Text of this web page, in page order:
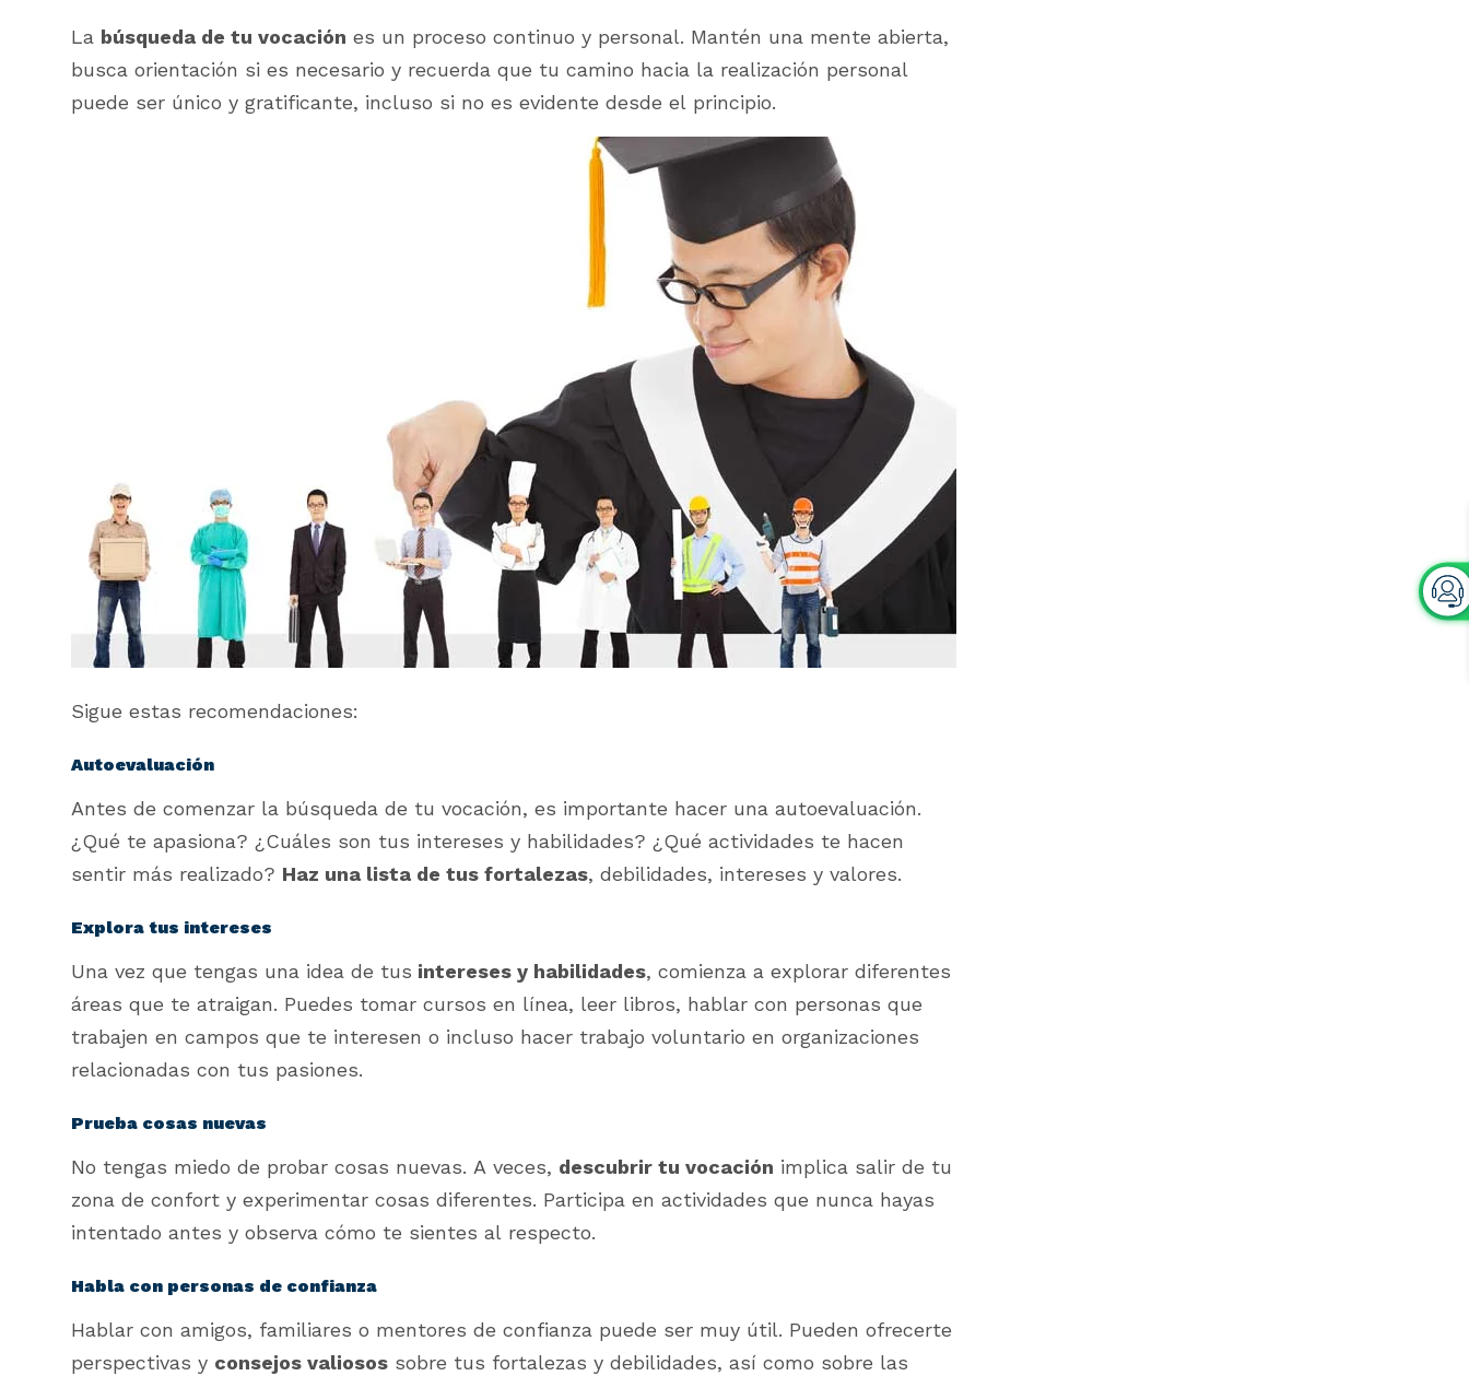
La búsqueda de tu vocación es un proceso continuo y personal. Mantén una mente abierta,
busca orientación si es necesario y recuerda que tu camino hacia la realización personal
puede ser único y gratificante, incluso si no es evidente desde el principio.
Sigue estas recomendaciones:
Autoevaluación
Antes de comenzar la búsqueda de tu vocación, es importante hacer una autoevaluación.
¿Qué te apasiona? ¿Cuáles son tus intereses y habilidades? ¿Qué actividades te hacen
sentir más realizado? Haz una lista de tus fortalezas, debilidades, intereses y valores.
Explora tus intereses
Una vez que tengas una idea de tus intereses y habilidades, comienza a explorar diferentes
áreas que te atraigan. Puedes tomar cursos en línea, leer libros, hablar con personas que
trabajen en campos que te interesen o incluso hacer trabajo voluntario en organizaciones
relacionadas con tus pasiones.
Prueba cosas nuevas
No tengas miedo de probar cosas nuevas. A veces, descubrir tu vocación implica salir de tu
zona de confort y experimentar cosas diferentes. Participa en actividades que nunca hayas
intentado antes y observa cómo te sientes al respecto.
Habla con personas de confianza
Hablar con amigos, familiares o mentores de confianza puede ser muy útil. Pueden ofrecerte
perspectivas y consejos valiosossobre tus fortalezas y debilidades, así como sobre las